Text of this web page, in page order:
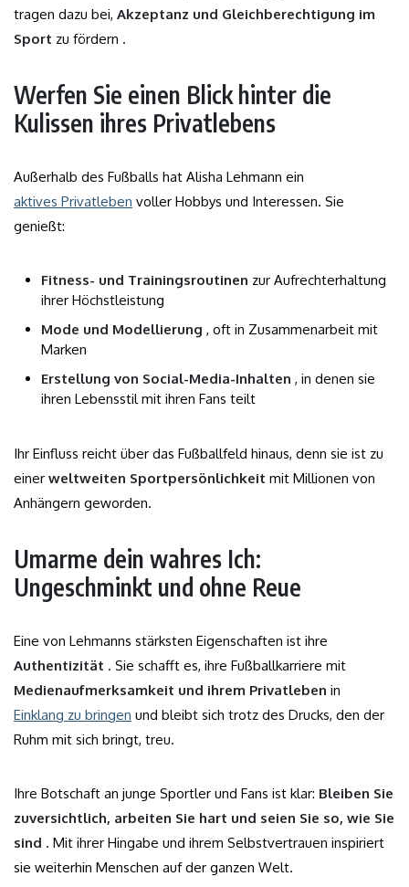
tragen dazu bei, Akzeptanz und Gleichberechtigung im
Sport zu fördern .
Werfen Sie einen Blick hinter die
Kulissen ihres Privatlebens
Außerhalb des Fußballs hat Alisha Lehmann ein
aktives Privatleben voller Hobbys und Interessen. Sie
genießt:
Fitness- und Trainingsroutinen zur Aufrechterhaltung
ihrer Höchstleistung
Mode und Modellierung , oft in Zusammenarbeit mit
Marken
Erstellung von Social-Media-Inhalten , in denen sie
ihren Lebensstil mit ihren Fans teilt
Ihr Einfluss reicht über das Fußballfeld hinaus, denn sie ist zu
einer weltweiten Sportpersönlichkeit mit Millionen von
Anhängern geworden.
Umarme dein wahres Ich:
Ungeschminkt und ohne Reue
Eine von Lehmanns stärksten Eigenschaften ist ihre
Authentizität . Sie schafft es, ihre Fußballkarriere mit
Medienaufmerksamkeit und ihrem Privatleben in
Einklang zu bringen und bleibt sich trotz des Drucks, den der
Ruhm mit sich bringt, treu.
Ihre Botschaft an junge Sportler und Fans ist klar: Bleiben Sie
zuversichtlich, arbeiten Sie hart und seien Sie so, wie Sie
sind . Mit ihrer Hingabe und ihrem Selbstvertrauen inspiriert
sie weiterhin Menschen auf der ganzen Welt.